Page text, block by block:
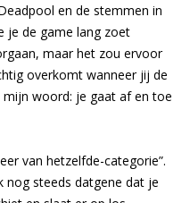
en de stemmen in
je de game lang zoet
maar het zou ervoor
overkomt wanneer jij de
woord: je gaat af en toe
van hetzelfde-categorie”.
nog steeds datgene dat je